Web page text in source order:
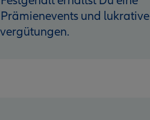
und lukrative